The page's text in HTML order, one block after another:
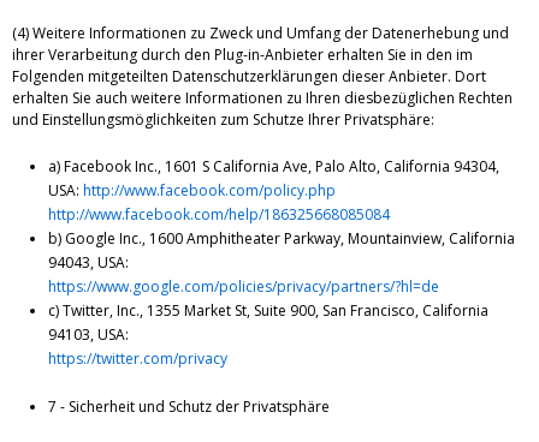
(4) Weitere Informationen zu Zweck und Umfang der Datenerhebung und
ihrer Verarbeitung durch den Plug-in-Anbieter erhalten Sie in den im
Folgenden mitgeteilten Datenschutzerklärungen dieser Anbieter. Dort
erhalten Sie auch weitere Informationen zu Ihren diesbezüglichen Rechten
und Einstellungsmöglichkeiten zum Schutze Ihrer Privatsphäre:
a) Facebook Inc., 1601 S California Ave, Palo Alto, California 94304,
USA: http://www.facebook.com/policy.php
http://www.facebook.com/help/186325668085084
b) Google Inc., 1600 Amphitheater Parkway, Mountainview, California
94043, USA:
https://www.google.com/policies/privacy/partners/?hl=de
c) Twitter, Inc., 1355 Market St, Suite 900, San Francisco, California
94103, USA:
https://twitter.com/privacy
7 - Sicherheit und Schutz der Privatsphäre